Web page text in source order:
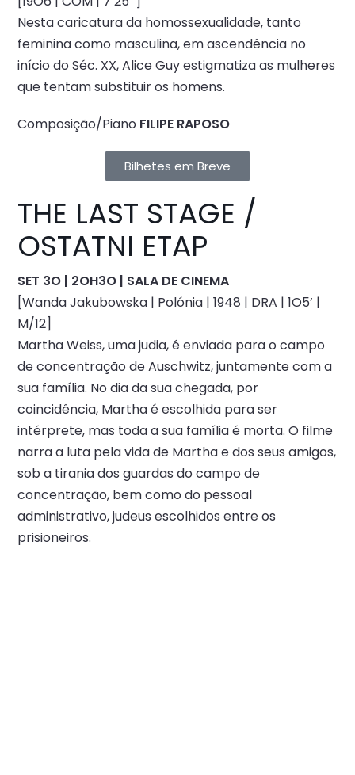
Nesta caricatura da homossexualidade, tanto
feminina como masculina, em ascendência no
início do Séc. XX, Alice Guy estigmatiza as mulheres
que tentam substituir os homens.
Composição/Piano FILIPE RAPOSO
Bilhetes em Breve
THE LAST STAGE /
OSTATNI ETAP
SET 3O | 2OH3O | SALA DE CINEMA
[Wanda Jakubowska | Polónia | 1948 | DRA | 1O5’ |
M/12]
Martha Weiss, uma judia, é enviada para o campo
de concentração de Auschwitz, juntamente com a
sua família. No dia da sua chegada, por
coincidência, Martha é escolhida para ser
intérprete, mas toda a sua família é morta. O filme
narra a luta pela vida de Martha e dos seus amigos,
sob a tirania dos guardas do campo de
concentração, bem como do pessoal
administrativo, judeus escolhidos entre os
prisioneiros.